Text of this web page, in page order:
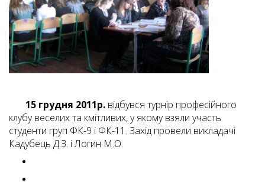
15 грудня 2011р. відбувся турнір професійного
клубу веселих та кмітливих, у якому взяли участь
студенти груп ФК-9 і ФК-11. Захід провели викладачі
Кадубець Д.З. і Логин М.О.